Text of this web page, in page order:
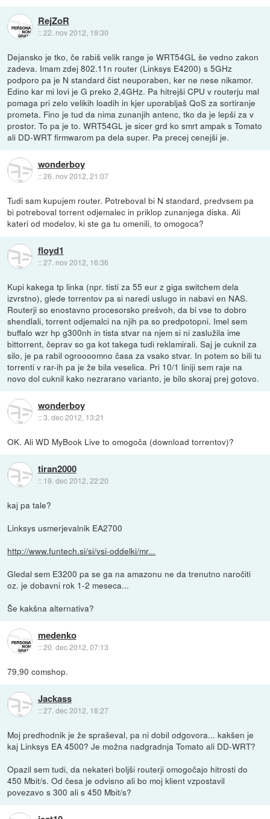
RejZoR
::22. nov 2012, 19:30
Dejansko je tko, če rabiš velik range je WRT54GL še vedno zakon
zadeva. Imam zdej 802.11n router (Linksys E4200) s 5GHz
podporo pa je N standard čist neuporaben, ker ne nese nikamor.
Edino kar mi lovi je G preko 2,4GHz. Pa hitrejši CPU v routerju mal
pomaga pri zelo velikih loadih in kjer uporabljaš QoS za sortiranje
prometa. Fino je tud da nima zunanjih antenc, tko da je lepši za v
prostor. To pa je to. WRT54GL je sicer grd ko smrt ampak s Tomato
ali DD-WRT firmwarom pa dela super. Pa precej cenejši je.
wonderboy
::26. nov 2012, 21:07
Tudi sam kupujem router. Potreboval bi N standard, predvsem pa
bi potreboval torrent odjemalec in priklop zunanjega diska. Ali
kateri od modelov, ki ste ga tu omenili, to omogoca?
floyd1
::27. nov 2012, 16:36
Kupi kakega tp linka (npr. tisti za 55 eur z giga switchem dela
izvrstno), glede torrentov pa si naredi uslugo in nabavi en NAS.
Routerji so enostavno procesorsko prešvoh, da bi vse to dobro
shendlali, torrent odjemalci na njih pa so predpotopni. Imel sem
buffalo wzr hp g300nh in tista stvar na njem si ni zaslužila ime
bittorrent, čeprav so ga kot takega tudi reklamirali. Saj je cuknil za
silo, je pa rabil ogroooomno časa za vsako stvar. In potem so bili tu
torrenti v rar-ih pa je že bila veselica. Pri 10/1 liniji sem raje na
novo dol cuknil kako nezrarano varianto, je bilo skoraj prej gotovo.
wonderboy
::3. dec 2012, 13:21
OK. Ali WD MyBook Live to omogoča (download torrentov)?
tiran2000
:: 19. dec 2012, 22:20
kaj pa tale?
Linksys usmerjevalnik EA2700
http://www.funtech.si/si/vsi-oddelki/mr...
Gledal sem E3200 pa se ga na amazonu ne da trenutno naročiti
oz. je dobavni rok 1-2 meseca...
Še kakšna alternativa?
medenko
::20. dec 2012, 07:13
79,90 comshop.
Jackass
::27. dec 2012, 18:27
Moj predhodnik je že spraševal, pa ni dobil odgovora... kakšen je
kaj Linksys EA 4500? Je možna nadgradnja Tomato ali DD-WRT?
Opazil sem tudi, da nekateri boljši routerji omogočajo hitrosti do
450 Mbit/s. Od česa je odvisno ali bo moj klient vzpostavil
povezavo s 300 ali s 450 Mbit/s?